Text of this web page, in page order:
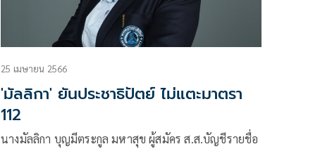
25 เมษายน 2566
'มัลลิกา' ยันประชาธิปัตย์ ไม่แตะมาตรา
112
นางมัลลิกา บุญมีตระกูล มหาสุข ผู้สมัคร ส.ส.บัญชีรายชื่อ